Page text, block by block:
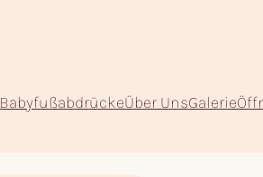
BabyfußabdrückeÜber UnsGalerie